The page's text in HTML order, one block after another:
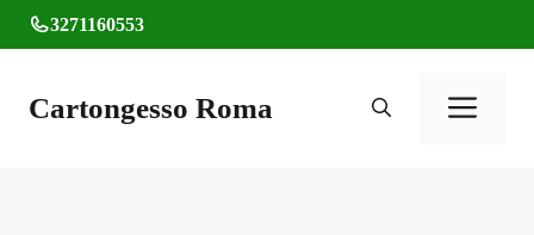
al
3271160553
Cartongesso Roma